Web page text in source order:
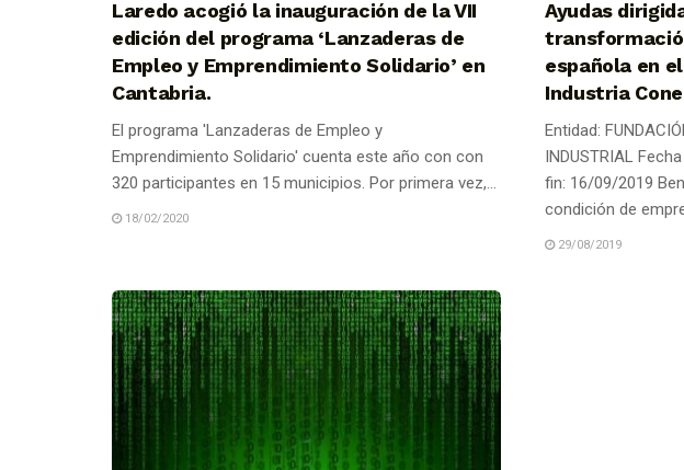
Laredo acogió la inauguración de la VII
edición del programa ‘Lanzaderas de
Empleo y Emprendimiento Solidario’ en
Cantabria.
El programa 'Lanzaderas de Empleo y
Emprendimiento Solidario' cuenta este año con con
320 participantes en 15 municipios. Por primera vez,...
18/02/2020
Ayudas
española en
Industria
Entidad:
INDUSTRIAL
fin: 16/09/2019
condición de
29/08/2019